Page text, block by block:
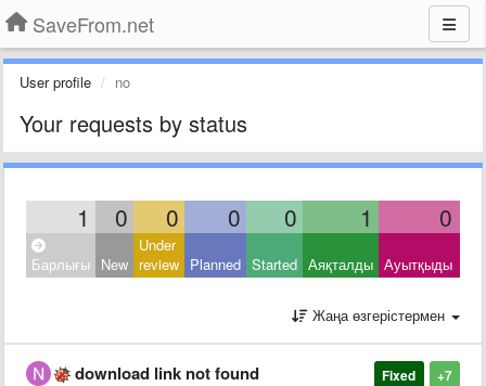
SaveFrom.net
User profile no
Your requests by status
1 0 0 0 0 1 0
Барлығы New
Under
review Planned Started Аяқталды Ауытқыды
Жаңа өзгерістермен
+7
Fixed
download link not found